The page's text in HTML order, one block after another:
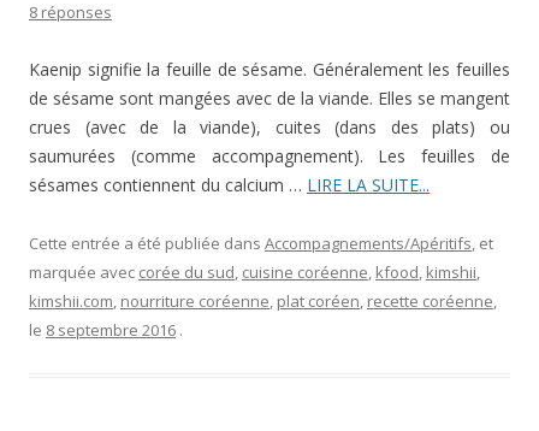
8 réponses
Kaenip signifie la feuille de sésame. Généralement les feuilles
de sésame sont mangées avec de la viande. Elles se mangent
crues (avec de la viande), cuites (dans des plats) ou
saumurées (comme accompagnement). Les feuilles de
sésames contiennent du calcium … LIRE LA SUITE...
Cette entrée a été publiée dans Accompagnements/Apéritifs, et
marquée avec corée du sud, cuisine coréenne, kfood, kimshii,
kimshii.com, nourriture coréenne, plat coréen, recette coréenne,
le 8 septembre 2016 .